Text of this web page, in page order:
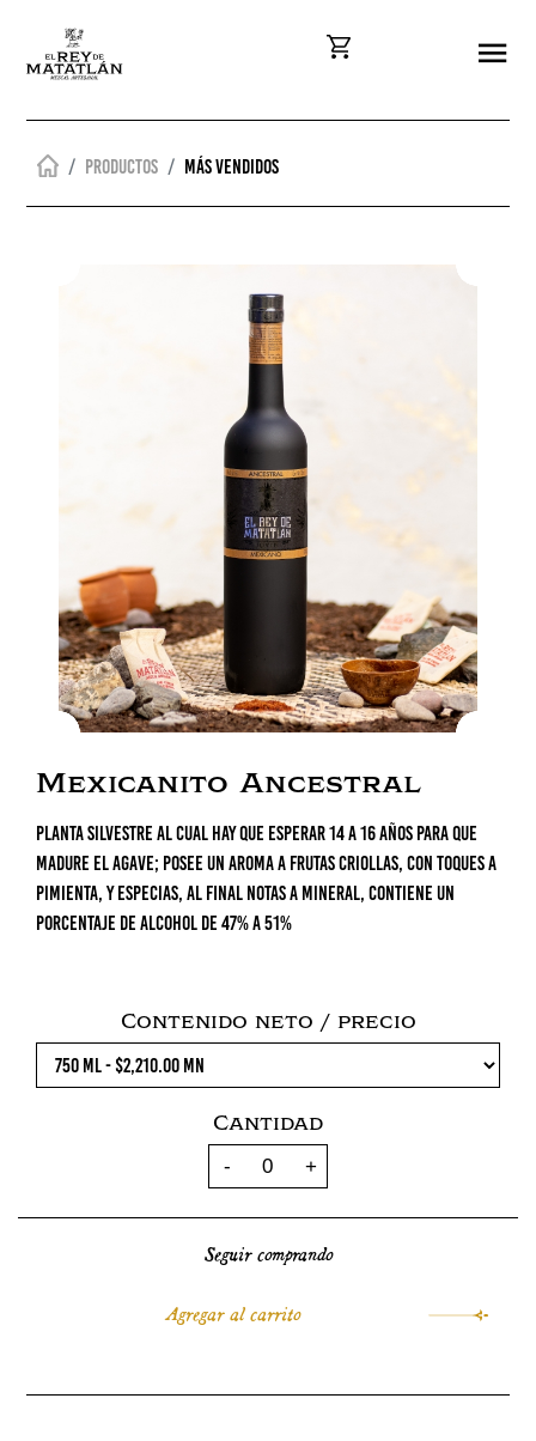
Productos Más vendidos
Mexicanito Ancestral
Planta silvestre al cual hay que esperar 14 a 16 años para que
madure el agave; posee un aroma a frutas criollas, con toques a
pimienta, y especias, al final notas a mineral, contiene un
porcentaje de alcohol de 47% a 51%
Contenido neto / precio
Cantidad
Seguir comprando